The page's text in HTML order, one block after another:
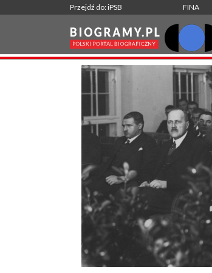
Przejdź do: iPSB FINA